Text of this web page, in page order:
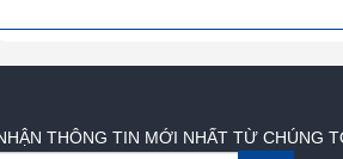
THÔNG TIN MỚI NHẤT TỪ CHÚNG